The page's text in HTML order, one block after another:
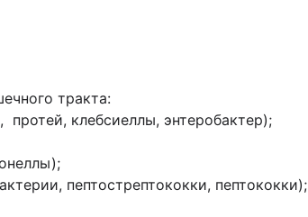
тракта:
клебсиеллы, энтеробактер);
пептострептококки, пептококки);